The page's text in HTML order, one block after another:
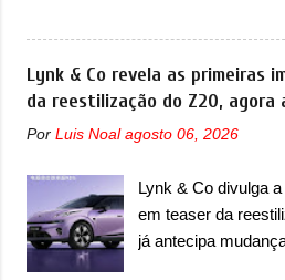
chegada do motor
irmãos Pulse e
mais do que uma
revolução no
anos era
que só a Strada
prova viva que
mexe sim. Ao longo
ao começar pelo
destacado deles no
nosso mercado até
certeza foi um
Chevrolet que
Nesse ano também
anos ganhava uma
zero, apelidada de
arredondadas.
Lynk & Co revela as primeiras
da reestilização do Z20, agora
Por Luis Noal agosto 06, 2026
Lynk & Co divulga
em teaser da
já antecipa